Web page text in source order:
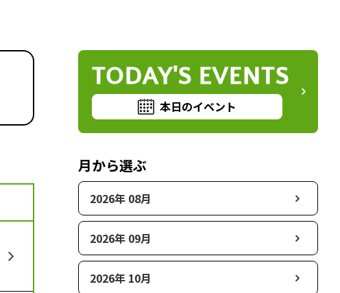
TODAY'S EVENTS
本日のイベント
月から選ぶ
2026年 08月
2026年 09月
2026年 10月